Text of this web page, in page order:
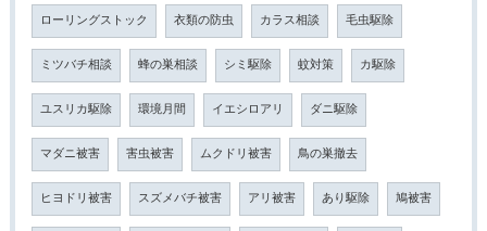
ローリングストック 衣類の防虫 カラス相談 毛虫駆除
ミツバチ相談 蜂の巣相談 シミ駆除 蚊対策 カ駆除
ユスリカ駆除 環境月間 イエシロアリ ダニ駆除
マダニ被害 害虫被害 ムクドリ被害 鳥の巣撤去
ヒヨドリ被害 スズメバチ被害 アリ被害 あり駆除 鳩被害